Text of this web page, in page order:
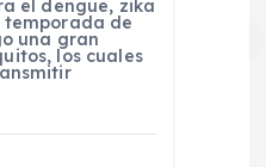
el dengue, zika
temporada de
una gran
los cuales